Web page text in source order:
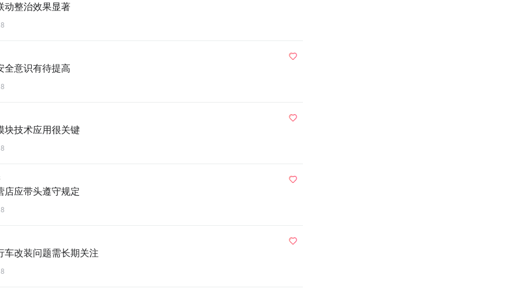
动整治效果显著
全意识有待提高
块技术应用很关键
店应带头遵守规定
车改装问题需长期关注